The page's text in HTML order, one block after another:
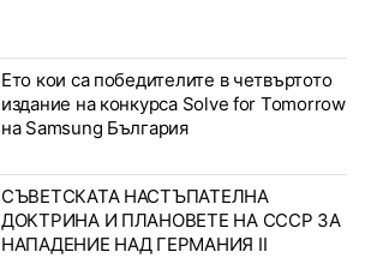
Ето кои са победителите в четвъртото
издание на конкурса Solve for Tomorrow
на Samsung България
СЪВЕТСКАТА НАСТЪПАТЕЛНА
ДОКТРИНА И ПЛАНОВЕТЕ НА СССР ЗА
НАПАДЕНИЕ НАД ГЕРМАНИЯ II